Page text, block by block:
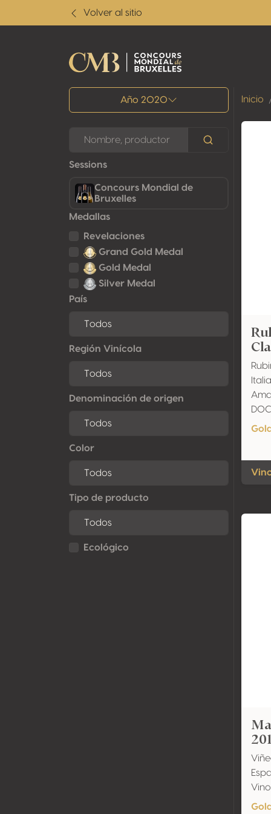
Volver al sitio
Todos los resultados
Año 2020
Sessions
Concours Mondial de
Bruxelles
Medallas
Revelaciones
Grand Gold Medal
Gold Medal
Silver Medal
País
Región Vinícola
Denominación de origen
Color
Tipo de producto
Ecológico
Inicio